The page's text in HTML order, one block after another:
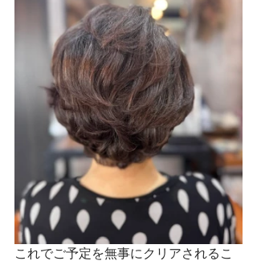
これでご予定を無事にクリアされるこ